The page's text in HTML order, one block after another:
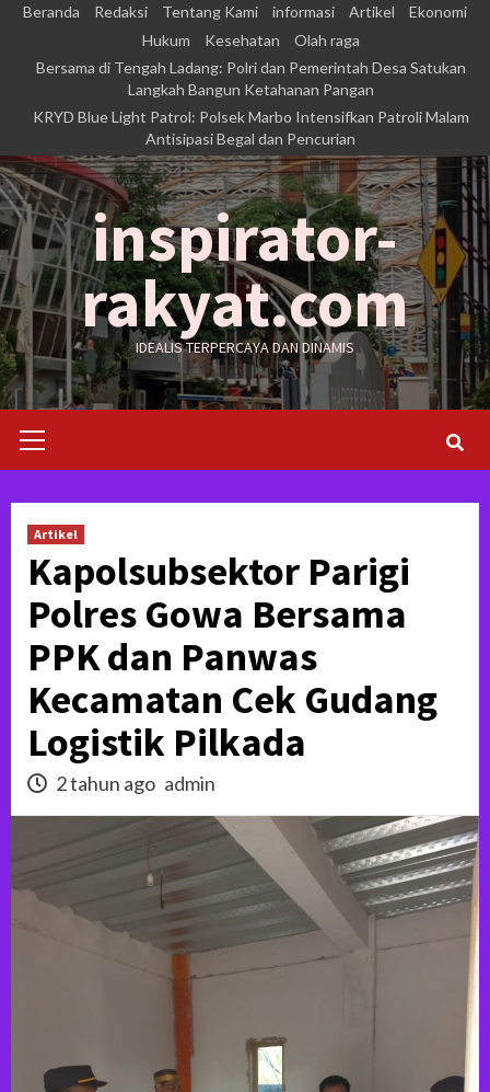
Skip
content
Beranda Redaksi Tentang Kami informasi Artikel
Ekonomi
Hukum
Kesehatan
Olah raga
Bersama di Tengah Ladang: Polri dan Pemerintah Desa Satukan
Langkah Bangun Ketahanan Pangan
KRYD Blue Light Patrol: Polsek Marbo Intensifkan Patroli Malam
Antisipasi Begal dan Pencurian
inspirator-
rakyat.com
IDEALIS TERPERCAYA DAN DINAMIS
Menu
Artikel
Kapolsubsektor Parigi
Polres Gowa Bersama
PPK dan Panwas
Kecamatan Cek Gudang
Logistik Pilkada
2 tahun ago admin